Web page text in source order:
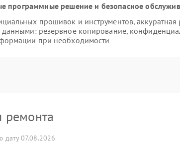
программные решение и безопасное
прошивок и инструментов, аккуратная
данными: резервное копирование,
при необходимости
ремонта
дату 07.08.2026